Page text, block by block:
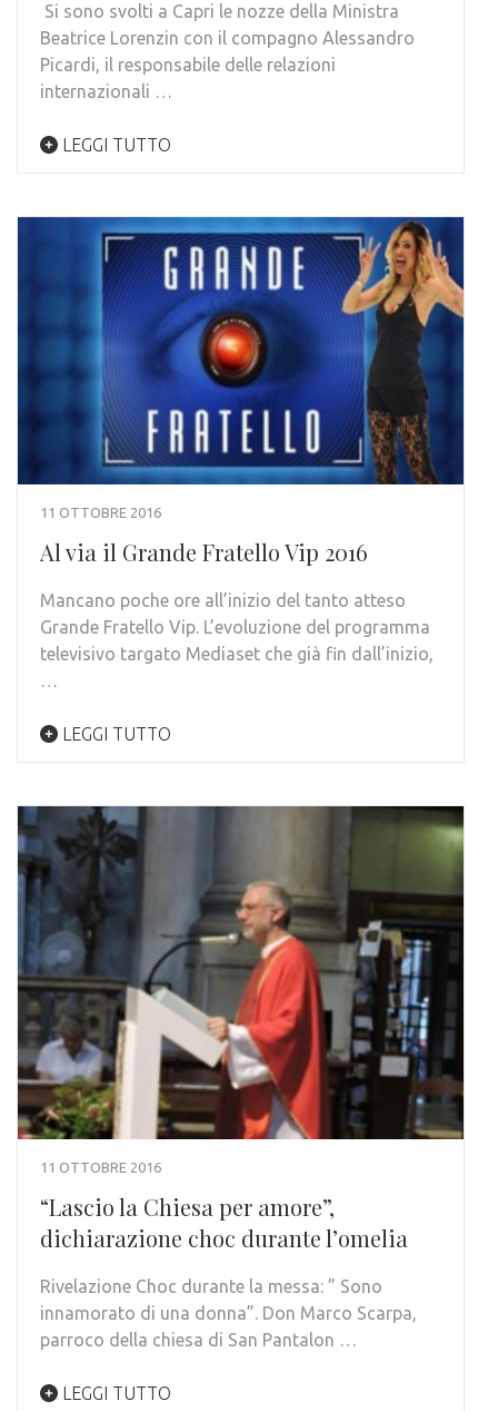
Si sono svolti a Capri le nozze della Ministra
Beatrice Lorenzin con il compagno Alessandro
Picardi, il responsabile delle relazioni
internazionali …
LEGGI TUTTO
11 OTTOBRE 2016
Al via il Grande Fratello Vip 2016
Mancano poche ore all’inizio del tanto atteso
Grande Fratello Vip. L’evoluzione del programma
televisivo targato Mediaset che già fin dall’inizio,
LEGGI TUTTO
11 OTTOBRE 2016
“Lascio la Chiesa per amore”,
dichiarazione choc durante l’omelia
Rivelazione Choc durante la messa: ” Sono
innamorato di una donna”. Don Marco Scarpa,
parroco della chiesa di San Pantalon …
LEGGI TUTTO